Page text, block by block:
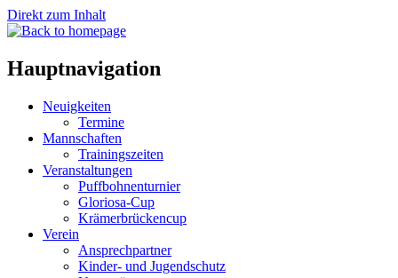
Direkt zum Inhalt
Hauptnavigation
Neuigkeiten
Termine
Mannschaften
Trainingszeiten
Veranstaltungen
Puffbohnenturnier
Gloriosa-Cup
Krämerbrückencup
Verein
Ansprechpartner
Kinder- und Jugendschutz